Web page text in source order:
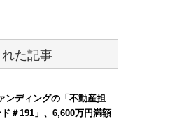
た記事
ンディングの「不動産担
＃191」、6,600万円満額